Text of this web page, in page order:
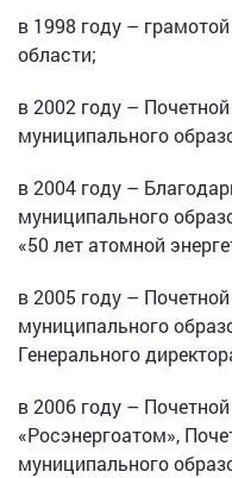
в 1998 году –
области;
в 2002 году –
муниципального
в 2004 году –
муниципального
«50 лет атомной
в 2005 году –
муниципального
Генерального
в 2006 году –
«Росэнергоатом»,
муниципального